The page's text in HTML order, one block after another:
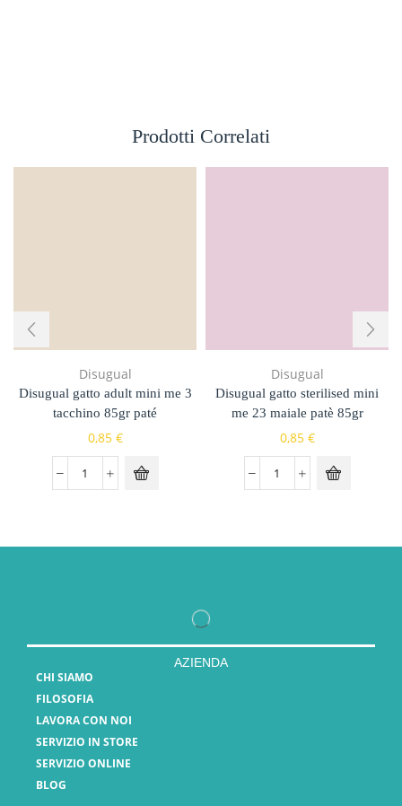
Prodotti Correlati
Disugual
Disugual gatto adult mini me 3
tacchino 85gr paté
0,85 €
Disugual
Disugual gatto sterilised mini
me 23 maiale patè 85gr
0,85 €
AZIENDA
CHI SIAMO
FILOSOFIA
LAVORA CON NOI
SERVIZIO IN STORE
SERVIZIO ONLINE
BLOG